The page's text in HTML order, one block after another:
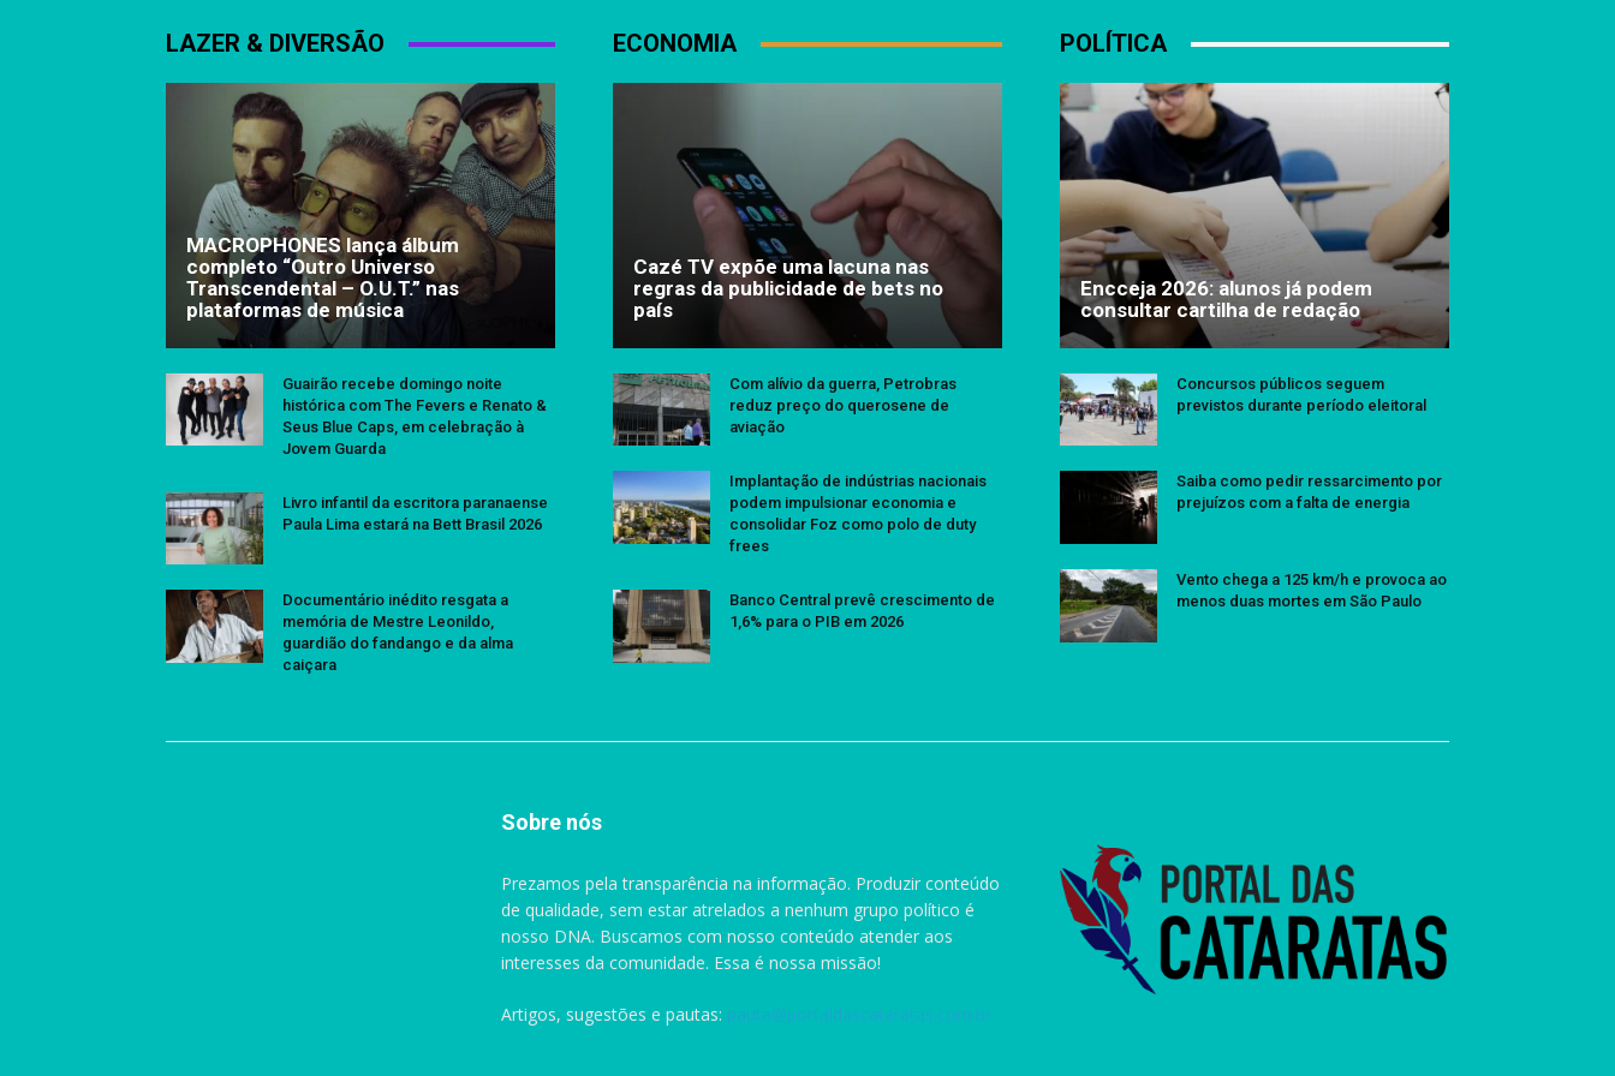
LAZER & DIVERSÃO
MACROPHONES lança álbum
completo “Outro Universo
Transcendental – O.U.T.” nas
plataformas de música
Guairão recebe domingo noite
histórica com The Fevers e Renato &
Seus Blue Caps, em celebração à
Jovem Guarda
Livro infantil da escritora paranaense
Paula Lima estará na Bett Brasil 2026
Documentário inédito resgata a
memória de Mestre Leonildo,
guardião do fandango e da alma
caiçara
ECONOMIA
Cazé TV expõe uma lacuna nas
regras da publicidade de bets no
país
Com alívio da guerra, Petrobras
reduz preço do querosene de
aviação
Implantação de indústrias nacionais
podem impulsionar economia e
consolidar Foz como polo de duty
frees
Banco Central prevê crescimento de
1,6% para o PIB em 2026
POLÍTICA
Encceja 2026: alunos já podem
consultar cartilha de redação
Concursos públicos seguem
previstos durante período eleitoral
Saiba como pedir ressarcimento por
prejuízos com a falta de energia
Vento chega a 125 km/h e provoca ao
menos duas mortes em São Paulo
Sobre nós
Prezamos pela transparência na informação. Produzir conteúdo
de qualidade, sem estar atrelados a nenhum grupo político é
nosso DNA. Buscamos com nosso conteúdo atender aos
interesses da comunidade. Essa é nossa missão!
Artigos, sugestões e pautas: pauta@portaldascataratas.com.br